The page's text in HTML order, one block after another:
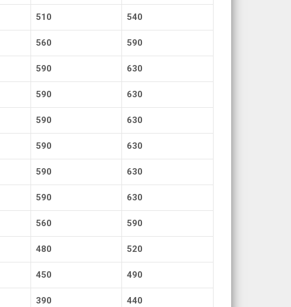
510 540
560 590
590 630
590 630
590 630
590 630
590 630
590 630
560 590
480 520
450 490
390 440